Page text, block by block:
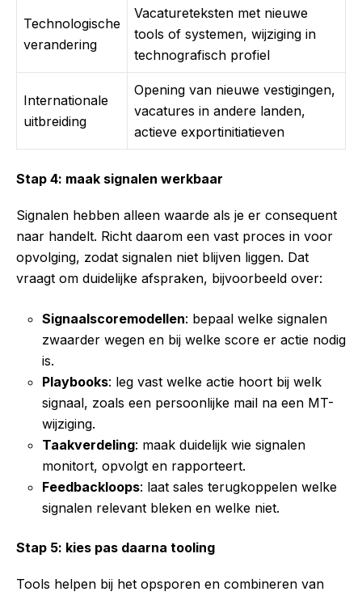
Technologische
verandering
Vacatureteksten met nieuwe
tools of systemen, wijziging in
technografisch profiel
Internationale
uitbreiding
Opening van nieuwe vestigingen,
vacatures in andere landen,
actieve exportinitiatieven
Stap 4: maak signalen werkbaar
Signalen hebben alleen waarde als je er consequent
naar handelt. Richt daarom een vast proces in voor
opvolging, zodat signalen niet blijven liggen. Dat
vraagt om duidelijke afspraken, bijvoorbeeld over:
Signaalscoremodellen: bepaal welke signalen
zwaarder wegen en bij welke score er actie nodig
is.
Playbooks: leg vast welke actie hoort bij welk
signaal, zoals een persoonlijke mail na een MT-
wijziging.
Taakverdeling: maak duidelijk wie signalen
monitort, opvolgt en rapporteert.
Feedbackloops: laat sales terugkoppelen welke
signalen relevant bleken en welke niet.
Stap 5: kies pas daarna tooling
Tools helpen bij het opsporen en combineren van